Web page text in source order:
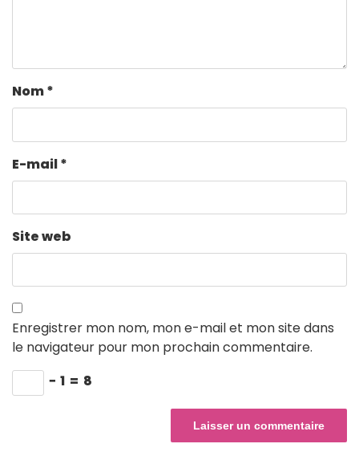
Nom*
E-mail*
Site web
Enregistrer mon nom, mon e-mail et mon site dans
le navigateur pour mon prochain commentaire.
− 1 = 8